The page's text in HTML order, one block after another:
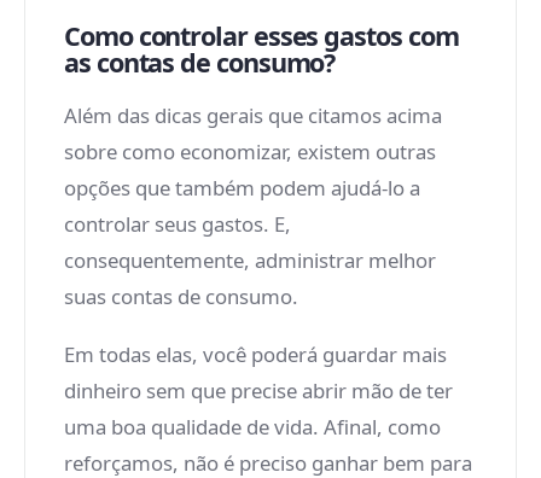
Como controlar esses gastos com
as contas de consumo?
Além das dicas gerais que citamos acima
sobre como economizar, existem outras
opções que também podem ajudá-lo a
controlar seus gastos. E,
consequentemente, administrar melhor
suas contas de consumo.
Em todas elas, você poderá guardar mais
dinheiro sem que precise abrir mão de ter
uma boa qualidade de vida. Afinal, como
reforçamos, não é preciso ganhar bem para